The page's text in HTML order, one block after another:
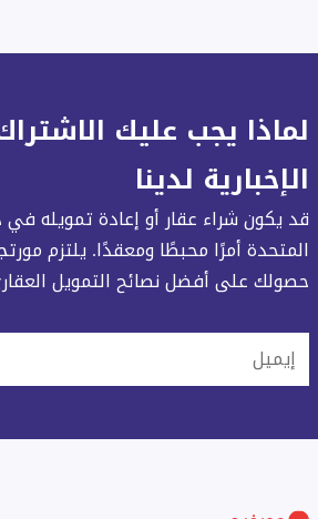
لماذا يجب عليك
الإخبارية لدينا
قد يكون شراء عقار أو إعادة تمويله في
المتحدة أمرًا محبطًا ومعقدًا. يلتزم
حصولك على أفضل نصائح التمويل
إيميل